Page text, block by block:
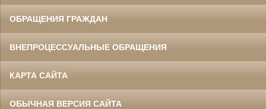
ОБРАЩЕНИЯ ГРАЖДАН
ВНЕПРОЦЕССУАЛЬНЫЕ ОБРАЩЕНИЯ
КАРТА САЙТА
ОБЫЧНАЯ ВЕРСИЯ САЙТА